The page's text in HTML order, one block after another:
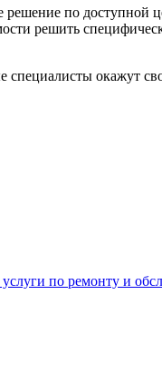
по доступной
решить
окажут
по ремонту и